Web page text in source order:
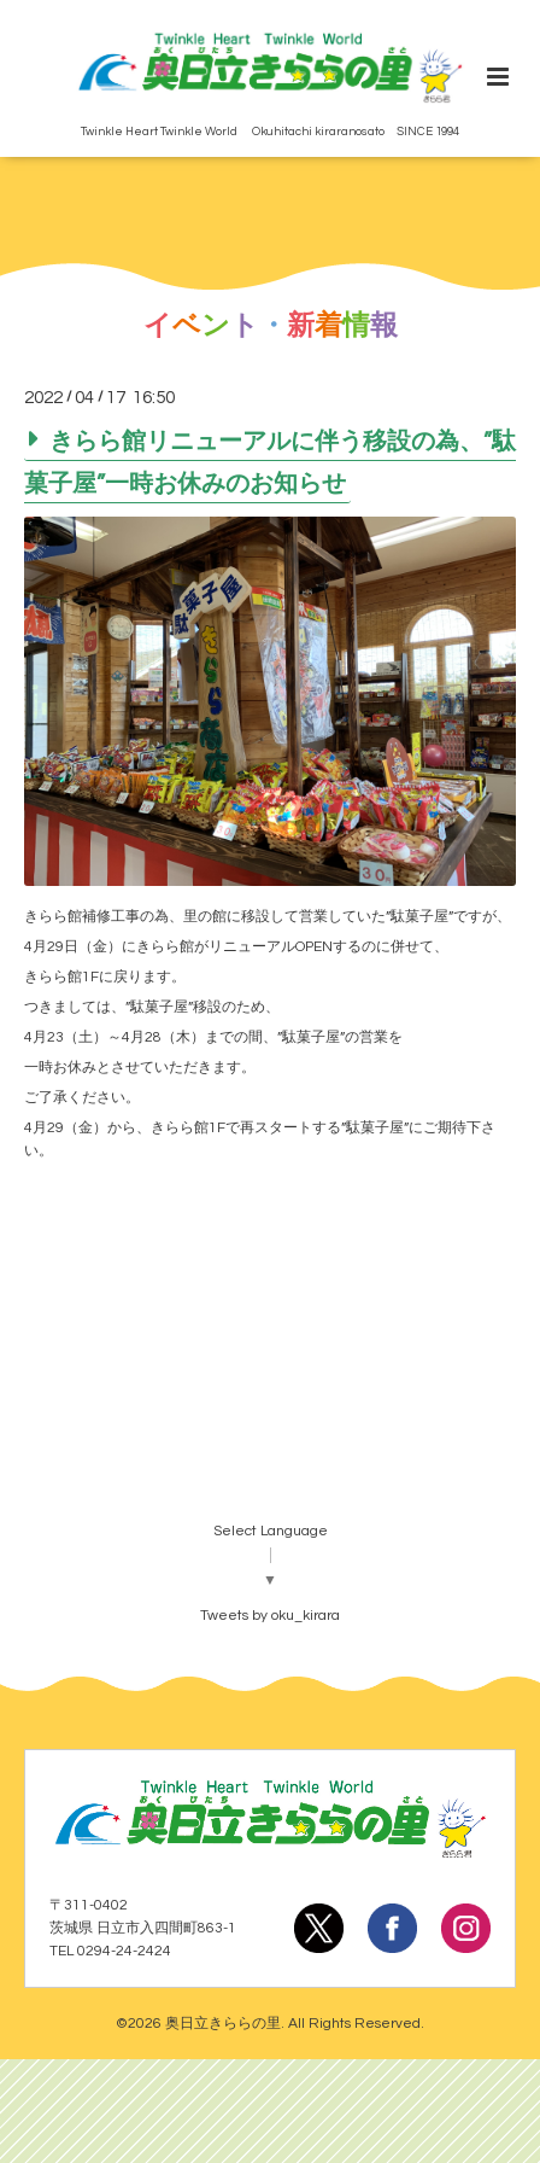
Twinkle Heart Twinkle World Okuhitachi kiraranosato SINCE 1994
イ ベン ト ・ 新着情報
2022 /04 / 17 16:50
きらら館リニューアルに伴う移設の為、”駄
菓子屋”一時お休みのお知らせ
きらら館補修工事の為、里の館に移設して営業していた”駄菓子屋”ですが、
4月29日（金）にきらら館がリニューアルOPENするのに併せて、
きらら館1Fに戻ります。
つきましては、”駄菓子屋”移設のため、
4月23（土）～4月28（木）までの間、”駄菓子屋”の営業を
一時お休みとさせていただきます。
ご了承ください。
4月29（金）から、きらら館1Fで再スタートする”駄菓子屋”にご期待下さ
い。
Select Language
▼
Tweets by oku_kirara
〒311-0402
茨城県 日立市入四間町863-1
TEL 0294-24-2424
©2026 奥日立きららの里. All Rights Reserved.